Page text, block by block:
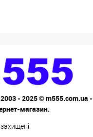
- 2025 © m555.com.ua -
магазин.